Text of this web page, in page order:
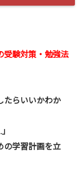
受験対策・勉強法
たらいいかわか
の学習計画を立